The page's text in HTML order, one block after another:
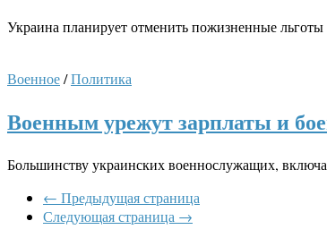
Украина планирует отменить пожизненные
Военное/Политика
Военным урежут зарплаты и
Большинству украинских военнослужащих,
← Предыдущая страница
Следующая страница →